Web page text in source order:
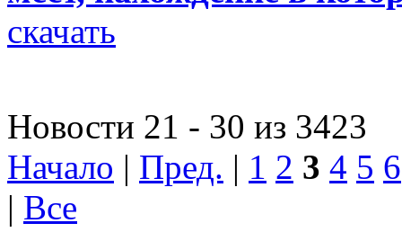
скачать
Новости 21 - 30 из 3423
Начало | Пред. | 1 2 3 4 5 6
| Все